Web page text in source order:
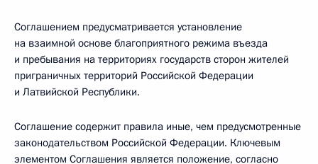
Соглашением предусматривается установление
на взаимной основе благоприятного режима въезда
и пребывания на территориях государств сторон жителей
приграничных территорий Российской Федерации
и Латвийской Республики.
Соглашение содержит правила иные, чем предусмотренные
законодательством Российской Федерации. Ключевым
элементом Соглашения является положение, согласно